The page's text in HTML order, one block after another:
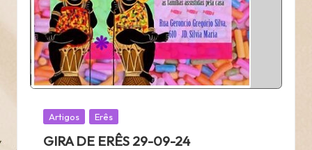
Posted
Artigos Erês
GIRA DE ERÊS 29-09-24